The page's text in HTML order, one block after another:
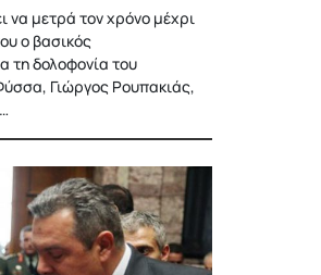
να μετρά τον χρόνο μέχρι
ο βασικός
τη δολοφονία του
Γιώργος Ρουπακιάς,